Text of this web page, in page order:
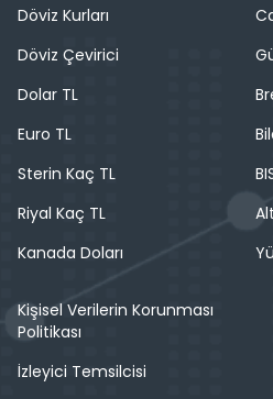
Döviz Kurları
Döviz Çevirici
Dolar TL
Euro TL
Sterin Kaç TL
Riyal Kaç TL
Kanada Doları
Kişisel Verilerin Korunması
Politikası
İzleyici Temsilcisi